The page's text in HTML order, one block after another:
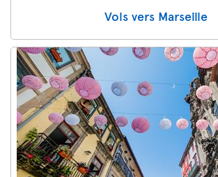
Vols vers Marseille